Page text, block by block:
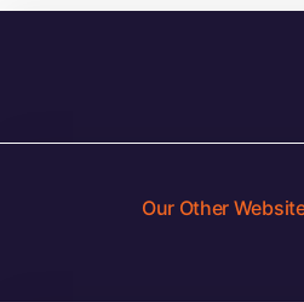
Our Other